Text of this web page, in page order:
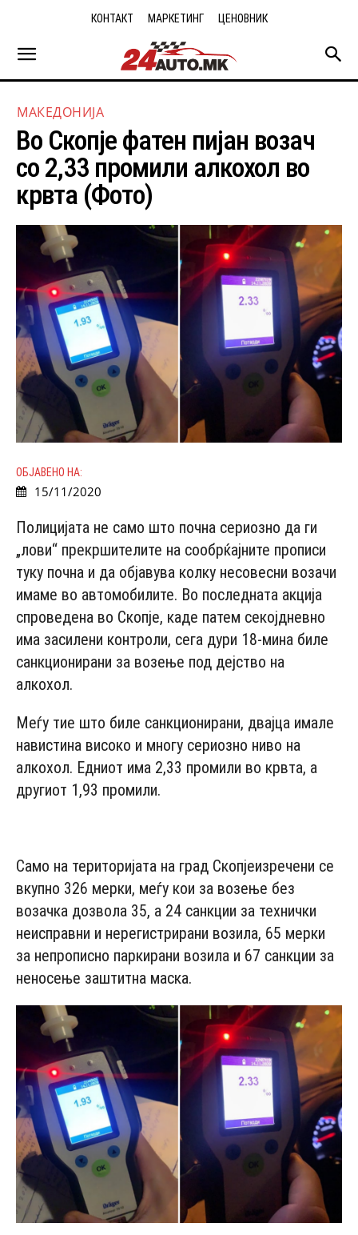
КОНТАКТ МАРКЕТИНГ ЦЕНОВНИК
МАКЕДОНИЈА
Во Скопје фатен пијан возач
со 2,33 промили алкохол во
крвта (Фото)
ОБЈАВЕНО НА:
15/11/2020
Полицијата не само што почна сериозно да ги
„лови“ прекршителите на сообрќајните прописи
туку почна и да објавува колку несовесни возачи
имаме во автомобилите. Во последната акција
спроведена во Скопје, каде патем секојдневно
има засилени контроли, сега дури 18-мина биле
санкционирани за возење под дејство на
алкохол.
Меѓу тие што биле санкционирани, двајца имале
навистина високо и многу сериозно ниво на
алкохол. Едниот има 2,33 промили во крвта, а
другиот 1,93 промили.
Само на територијата на град Скопјеизречени се
вкупно 326 мерки, меѓу кои за возење без
возачка дозвола 35, а 24 санкции за технички
неисправни и нерегистрирани возила, 65 мерки
за непрописно паркирани возила и 67 санкции за
неносење заштитна маска.